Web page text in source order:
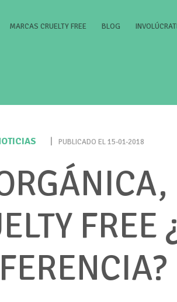
MARCAS CRUELTY FREE BLOG
PUBLICADO EL 15-01-2018
FREE